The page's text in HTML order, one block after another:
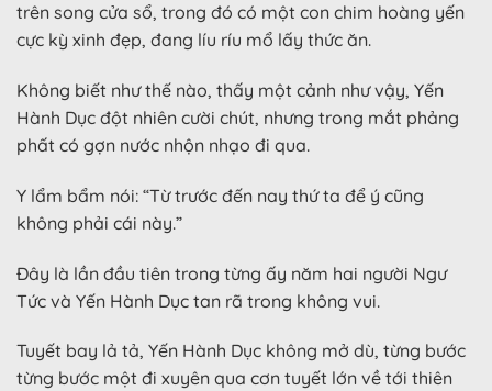
trên song cửa sổ, trong đó có một con chim hoàng yến
cực kỳ xinh đẹp, đang líu ríu mổ lấy thức ăn.
Không biết như thế nào, thấy một cảnh như vậy, Yến
Hành Dục đột nhiên cười chút, nhưng trong mắt phảng
phất có gợn nước nhộn nhạo đi qua.
Y lẩm bẩm nói: “Từ trước đến nay thứ ta để ý cũng
không phải cái này.”
Đây là lần đầu tiên trong từng ấy năm hai người Ngư
Tức và Yến Hành Dục tan rã trong không vui.
Tuyết bay lả tả, Yến Hành Dục không mở dù, từng bước
từng bước một đi xuyên qua cơn tuyết lớn về tới thiên